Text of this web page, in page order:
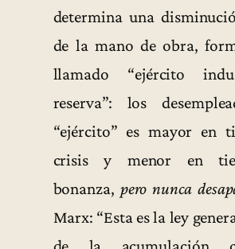
determina una
de la mano de obra,
llamado “ejército
reserva”: los
“ejército” es mayor en
crisis y menor en
bonanza, pero nunca
Marx: “Esta es la ley